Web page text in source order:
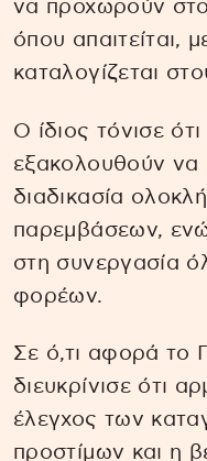
να προχωρούν
όπου απαιτείται,
καταλογίζεται
Ο ίδιος τόνισε
εξακολουθούν να
διαδικασία
παρεμβάσεων, ενώ
στη συνεργασία
φορέων.
Σε ό,τι αφορά το
διευκρίνισε ότι
έλεγχος των
προστίμων και η